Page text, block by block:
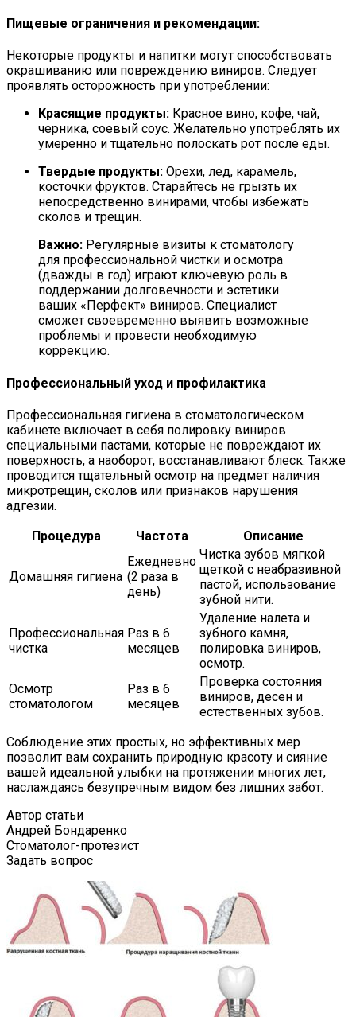
Пищевые ограничения и рекомендации:
Некоторые продукты и напитки могут способствовать
окрашиванию или повреждению виниров. Следует
проявлять осторожность при употреблении:
Красящие продукты: Красное вино, кофе, чай,
черника, соевый соус. Желательно употреблять их
умеренно и тщательно полоскать рот после еды.
Твердые продукты: Орехи, лед, карамель,
косточки фруктов. Старайтесь не грызть их
непосредственно винирами, чтобы избежать
сколов и трещин.
Важно: Регулярные визиты к стоматологу
для профессиональной чистки и осмотра
(дважды в год) играют ключевую роль в
поддержании долговечности и эстетики
ваших «Перфект» виниров. Специалист
сможет своевременно выявить возможные
проблемы и провести необходимую
коррекцию.
Профессиональный уход и профилактика
Профессиональная гигиена в стоматологическом
кабинете включает в себя полировку виниров
специальными пастами, которые не повреждают их
поверхность, а наоборот, восстанавливают блеск. Также
проводится тщательный осмотр на предмет наличия
микротрещин, сколов или признаков нарушения
адгезии.
Процедура
Частота Описание
Домашняя гигиена
Ежедневно
(2 раза в
день)
Чистка зубов мягкой
щеткой с неабразивной
пастой, использование
зубной нити.
Профессиональная
чистка
Раз в 6
месяцев
Удаление налета и
зубного камня,
полировка виниров,
осмотр.
Осмотр
стоматологом
Раз в 6
месяцев
Проверка состояния
виниров, десен и
естественных зубов.
Соблюдение этих простых, но эффективных мер
позволит вам сохранить природную красоту и сияние
вашей идеальной улыбки на протяжении многих лет,
наслаждаясь безупречным видом без лишних забот.
Автор статьи
Андрей Бондаренко
Стоматолог-протезист
Задать вопрос